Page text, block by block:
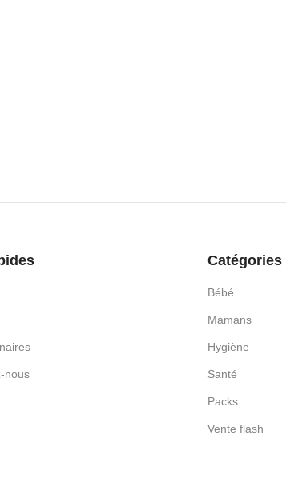
nous
Catégories
Bébé
Mamans
Hygiène
Santé
Packs
Vente flash